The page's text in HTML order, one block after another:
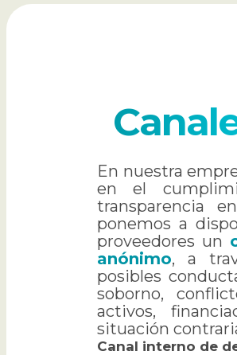
En nuestra
en el
transparencia
ponemos a
proveedores un
anónimo, a
posibles
soborno,
activos,
situación
Canal interno de